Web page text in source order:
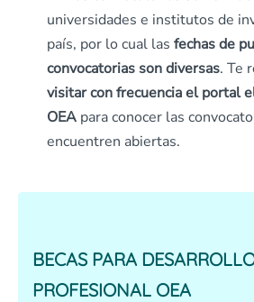
universidades e institutos de
país, por lo cual las fechas de
convocatorias son diversas. Te
visitar con frecuencia el portal
OEA para conocer las
encuentren abiertas.
BECAS PARA
PROFESIONAL OEA